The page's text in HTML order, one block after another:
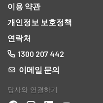
이용 약관
개인정보 보호정책
연락처
1300 207 442
이메일 문의
당사와 연결하기